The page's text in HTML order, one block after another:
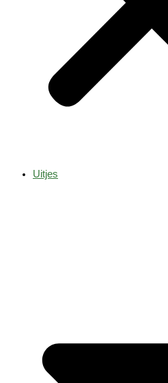
Uitjes